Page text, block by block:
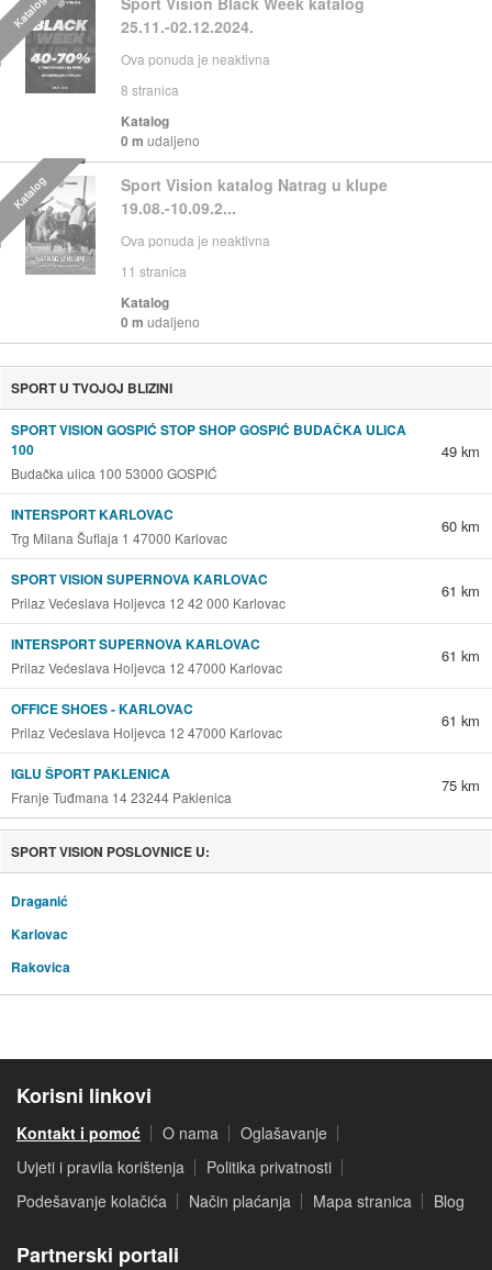
25.11.-02.12.2024.
Ova ponuda je neaktivna
8 stranica
Katalog
0 m udaljeno
Katalog
Sport Vision katalog Natrag u klupe
19.08.-10.09.2...
Ova ponuda je neaktivna
11 stranica
Katalog
0 m udaljeno
Katalog
SPORT U TVOJOJ BLIZINI
SPORT VISION GOSPIĆ STOP SHOP GOSPIĆ BUDAČKA ULICA
100
Budačka ulica 100 53000 GOSPIĆ
49 km
INTERSPORT KARLOVAC
Trg Milana Šuflaja 1 47000 Karlovac
60 km
SPORT VISION SUPERNOVA KARLOVAC
Prilaz Većeslava Holjevca 12 42 000 Karlovac
61 km
INTERSPORT SUPERNOVA KARLOVAC
Prilaz Većeslava Holjevca 12 47000 Karlovac
61 km
OFFICE SHOES - KARLOVAC
Prilaz Većeslava Holjevca 12 47000 Karlovac
61 km
IGLU ŠPORT PAKLENICA
Franje Tuđmana 14 23244 Paklenica
75 km
SPORT VISION POSLOVNICE U:
Draganić
Karlovac
Rakovica
Korisni linkovi
Kontakt i pomoć O nama
Oglašavanje
Uvjeti i pravila korištenja
Politika privatnosti
Podešavanje kolačića
Način plaćanja Mapa stranica Blog
Partnerski portali